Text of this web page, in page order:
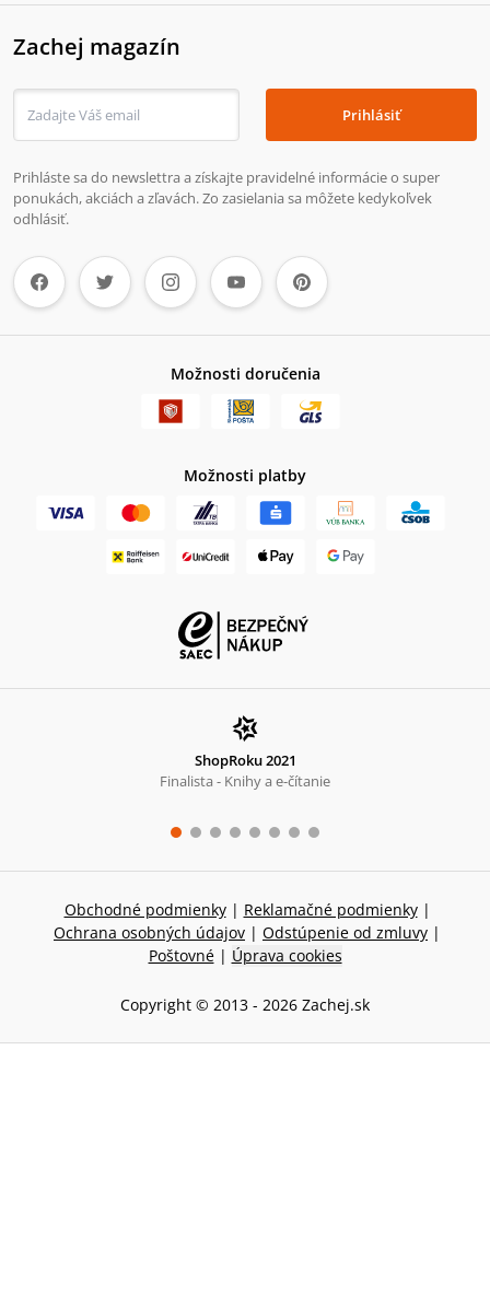
Zachej magazín
Prihlásiť
Prihláste sa do newslettra a získajte pravidelné informácie o super
ponukách, akciách a zľavách. Zo zasielania sa môžete kedykoľvek
odhlásiť.
Možnosti doručenia
Možnosti platby
ShopRoku 2021
Finalista - Knihy a e-čítanie
Obchodné podmienky | Reklamačné podmienky |
Ochrana osobných údajov | Odstúpenie od zmluvy |
Poštovné | Úprava cookies
Copyright © 2013 - 2026 Zachej.sk